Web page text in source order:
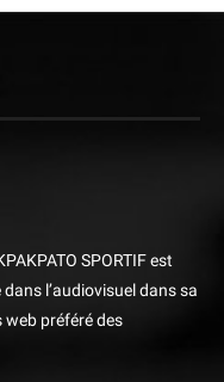
SPORTIF est
l’audiovisuel dans sa
web préféré des